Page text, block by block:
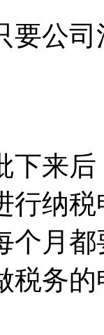
要公
下来
行纳
个月
税务的